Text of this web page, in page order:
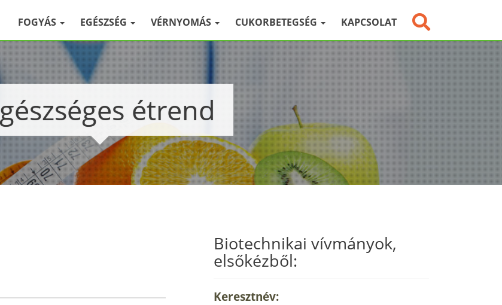
FOGYÁS EGÉSZSÉG VÉRNYOMÁS CUKORBETEGSÉG KAPCSOLAT
Egészséges étrend
Biotechnikai vívmányok,
elsőkézből:
Keresztnév: